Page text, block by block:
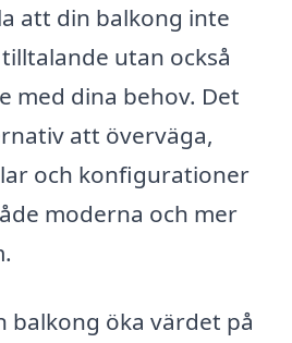
att din balkong inte
utan också
med dina behov. Det
att överväga,
och konfigurationer
moderna och mer
balkong öka värdet på